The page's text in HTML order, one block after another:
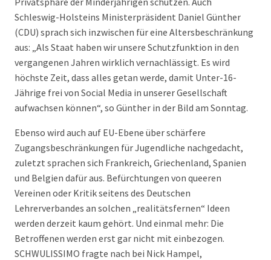
Schleswig-Holsteins Ministerpräsident Daniel Günther
(CDU) sprach sich inzwischen für eine Altersbeschränkung
aus: „Als Staat haben wir unsere Schutzfunktion in den
vergangenen Jahren wirklich vernachlässigt. Es wird
höchste Zeit, dass alles getan werde, damit Unter-16-
Jährige frei von Social Media in unserer Gesellschaft
aufwachsen können“, so Günther in der Bild am Sonntag.
Ebenso wird auch auf EU-Ebene über schärfere
Zugangsbeschränkungen für Jugendliche nachgedacht,
zuletzt sprachen sich Frankreich, Griechenland, Spanien
und Belgien dafür aus. Befürchtungen von queeren
Vereinen oder Kritik seitens des Deutschen
Lehrerverbandes an solchen „realitätsfernen“ Ideen
werden derzeit kaum gehört. Und einmal mehr: Die
Betroffenen werden erst gar nicht mit einbezogen.
SCHWULISSIMO fragte nach bei Nick Hampel,